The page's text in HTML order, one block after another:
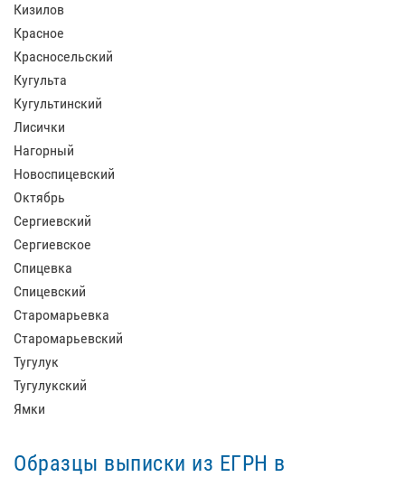
Кизилов
Красное
Красносельский
Кугульта
Кугультинский
Лисички
Нагорный
Новоспицевский
Октябрь
Сергиевский
Сергиевское
Спицевка
Спицевский
Старомарьевка
Старомарьевский
Тугулук
Тугулукский
Ямки
Образцы выписки из ЕГРН в